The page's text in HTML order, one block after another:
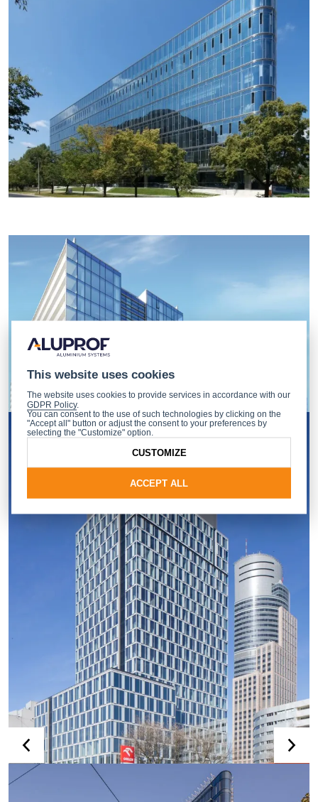
This website uses cookies
The website uses cookies to provide services in accordance with our
GDPR Policy.
You can consent to the use of such technologies by clicking on the
"Accept all" button or adjust the consent to your preferences by
selecting the "Customize" option.
ACCEPT ALL
CUSTOMIZE